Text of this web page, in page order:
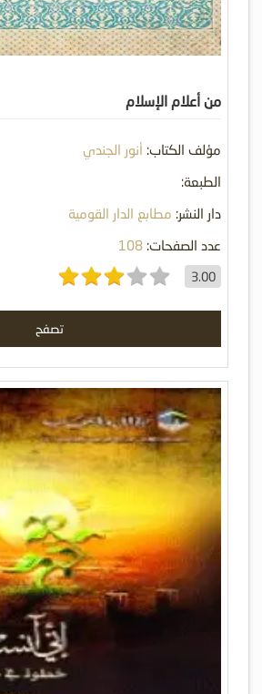
من أعلام الإسلام
مؤلف الكتاب: أنور الجندي
الطبعة:
دار النشر: مطابع الدار القومية
عدد الصفحات: 108
3.00
تصفح